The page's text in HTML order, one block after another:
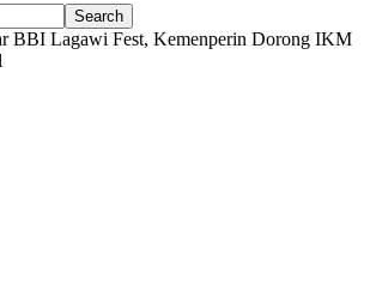
BBI Lagawi Fest, Kemenperin Dorong IKM